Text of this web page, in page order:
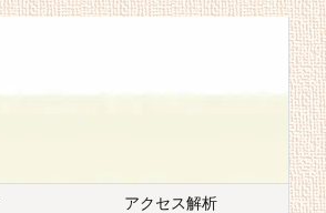
アクセス解析